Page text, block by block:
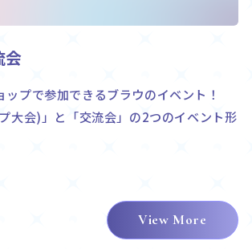
会
ップで参加できるブラウのイベント！
大会)」と「交流会」の2つのイベント形
View More